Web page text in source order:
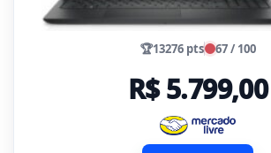
🏆13276 pts 67 / 100
R$ 5.799,00